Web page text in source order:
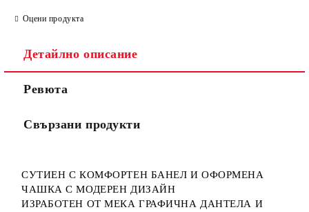
Оцени продукта
Детайлно описание
Ревюта
Свързани продукти
СУТИЕН С КОМФОРТЕН БАНЕЛ И ОФОРМЕНА
ЧАШКА С МОДЕРЕН ДИЗАЙН
ИЗРАБОТЕН ОТ МЕКА ГРАФИЧНА ДАНТЕЛА И